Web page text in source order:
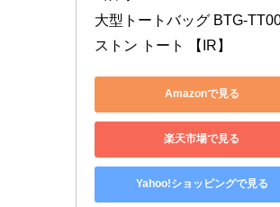
大型トートバッグ BTG-
ストン トート 【IR】
Amazonで見る
楽天市場で見る
Yahoo!ショッピングで見る